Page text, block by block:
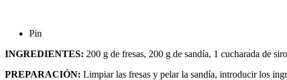
Pin
INGREDIENTES: 200 g de fresas, 200 g de sandía, 1 cucharada de
PREPARACIÓN: Limpiar las fresas y pelar la sandía, introducir los